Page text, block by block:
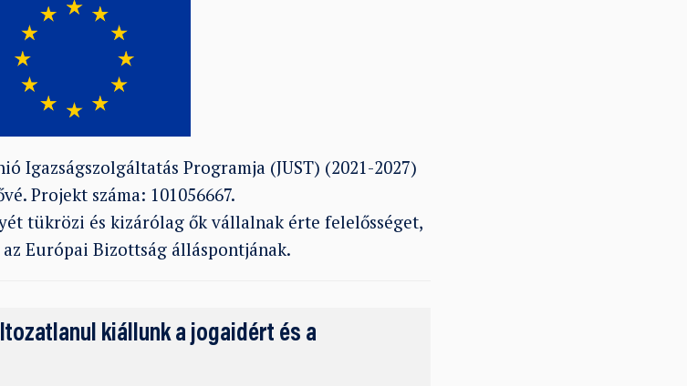
Igazságszolgáltatás Programja (JUST) (2021-2027)
Projekt száma: 101056667.
tükrözi és kizárólag ők vállalnak érte felelősséget,
Európai Bizottság álláspontjának.
kiállunk a jogaidért és a